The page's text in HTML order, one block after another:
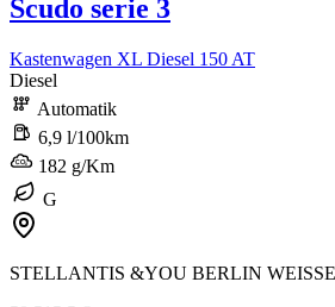
Scudo serie 3
Kastenwagen XL Diesel 150 AT
Diesel
Automatik
6,9 l/100km
182 g/Km
G
STELLANTIS &YOU BERLIN